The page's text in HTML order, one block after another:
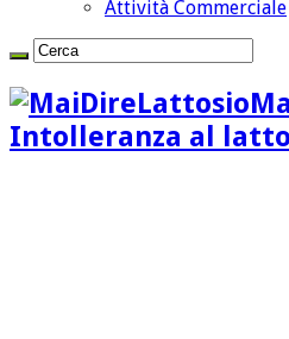
Attività Commerciale
Intolleranza al